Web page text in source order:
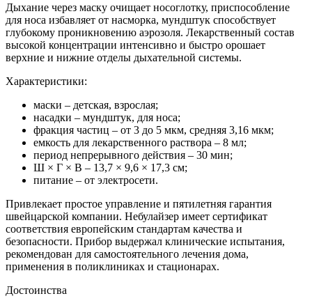
Дыхание через маску очищает носоглотку, приспособление
для носа избавляет от насморка, мундштук способствует
глубокому проникновению аэрозоля. Лекарственный состав
высокой концентрации интенсивно и быстро орошает
верхние и нижние отделы дыхательной системы.
Характеристики:
маски – детская, взрослая;
насадки – мундштук, для носа;
фракция частиц – от 3 до 5 мкм, средняя 3,16 мкм;
емкость для лекарственного раствора – 8 мл;
период непрерывного действия – 30 мин;
Ш × Г × В – 13,7 × 9,6 × 17,3 см;
питание – от электросети.
Привлекает простое управление и пятилетняя гарантия
швейцарской компании. Небулайзер имеет сертификат
соответствия европейским стандартам качества и
безопасности. Прибор выдержал клинические испытания,
рекомендован для самостоятельного лечения дома,
применения в поликлиниках и стационарах.
Достоинства